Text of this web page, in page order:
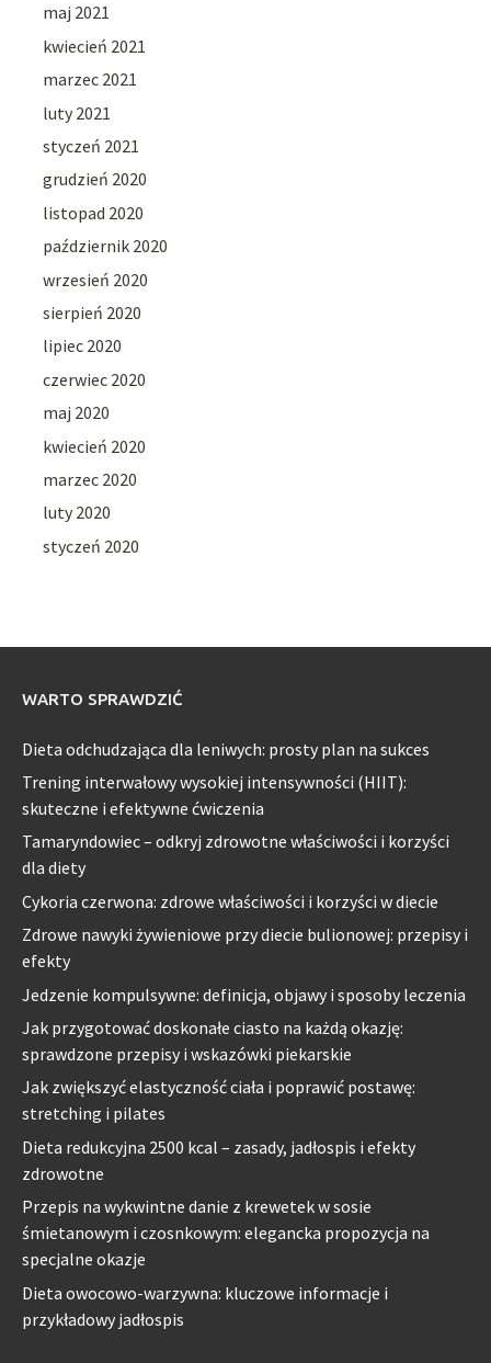
maj 2021
kwiecień 2021
marzec 2021
luty 2021
styczeń 2021
grudzień 2020
listopad 2020
październik 2020
wrzesień 2020
sierpień 2020
lipiec 2020
czerwiec 2020
maj 2020
kwiecień 2020
marzec 2020
luty 2020
styczeń 2020
WARTO SPRAWDZIĆ
Dieta odchudzająca dla leniwych: prosty plan na sukces
Trening interwałowy wysokiej intensywności (HIIT):
skuteczne i efektywne ćwiczenia
Tamaryndowiec – odkryj zdrowotne właściwości i korzyści
dla diety
Cykoria czerwona: zdrowe właściwości i korzyści w diecie
Zdrowe nawyki żywieniowe przy diecie bulionowej: przepisy i
efekty
Jedzenie kompulsywne: definicja, objawy i sposoby leczenia
Jak przygotować doskonałe ciasto na każdą okazję:
sprawdzone przepisy i wskazówki piekarskie
Jak zwiększyć elastyczność ciała i poprawić postawę:
stretching i pilates
Dieta redukcyjna 2500 kcal – zasady, jadłospis i efekty
zdrowotne
Przepis na wykwintne danie z krewetek w sosie
śmietanowym i czosnkowym: elegancka propozycja na
specjalne okazje
Dieta owocowo-warzywna: kluczowe informacje i
przykładowy jadłospis